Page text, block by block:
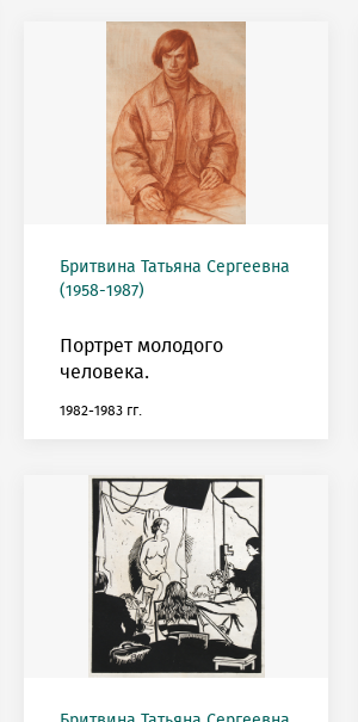
Бритвина Татьяна Сергеевна
(1958-1987)
Портрет молодого
человека.
1982-1983 гг.